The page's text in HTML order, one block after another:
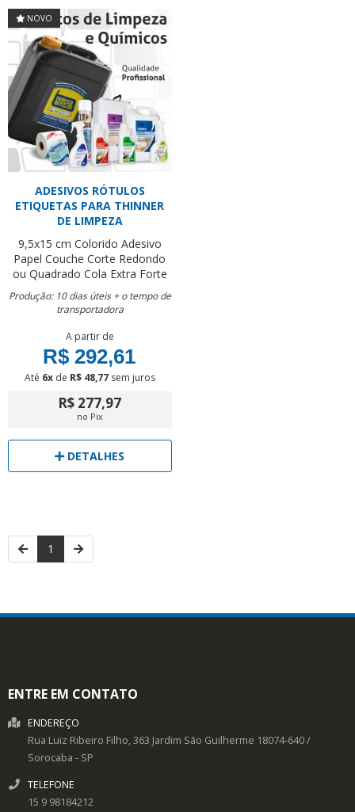
NOVO
ADESIVOS RÓTULOS
ETIQUETAS PARA THINNER
DE LIMPEZA
9,5x15 cm Colorido Adesivo
Papel Couche Corte Redondo
ou Quadrado Cola Extra Forte
Produção: 10 dias úteis + o tempo de
transportadora
A partir de
R$ 292,61
Até 6xde R$ 48,77sem juros
R$ 277,97
no Pix
DETALHES
1
ENTRE EM CONTATO
ENDEREÇO
Rua Luiz Ribeiro Filho, 363 Jardim São Guilherme 18074-640/
Sorocaba - SP
TELEFONE
15 9 98184212